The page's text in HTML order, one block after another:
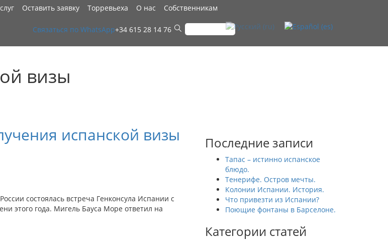
Оставить заявку Торревьеха О нас Собственникам
Связаться по WhatsApp+34 615 28 14 76
визы
испанской визы
состоялась встреча Генконсула Испании с
этого года. Мигель Бауса Море ответил на
Последние записи
Тапас – истинно испанское
блюдо.
Тенерифе. Остров мечты.
Колонии Испании. История.
Что привезти из Испании?
Поющие фонтаны в Барселоне.
Категории статей